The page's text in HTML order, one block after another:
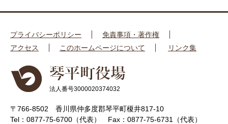
プライバシーポリシー
免責事項・著作権
アクセス
このホームページについて リンク集
法人番号3000020374032
〒766-8502 香川県仲多度郡琴平町榎井817-10
Tel：0877-75-6700（代表）
Fax：0877-75-6731（代表）